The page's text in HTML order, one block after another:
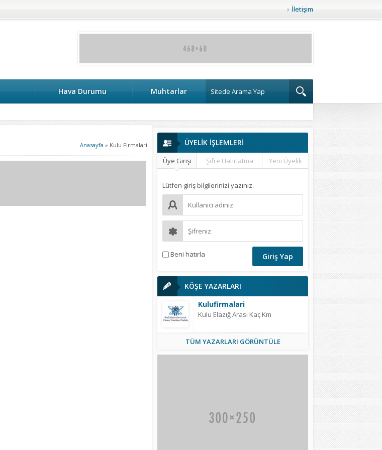
İletişim
Hava Durumu Muhtarlar
Anasayfa » Kulu Firmalari ÜYELİK İŞLEMLERİ
Üye Girişi Şifre Hatırlatma Yeni Üyelik
Lütfen giriş bilgilerinizi yazınız.
Beni hatırla
KÖŞE YAZARLARI
Kulufirmalari
Kulu Elazığ Arası Kaç Km
TÜM YAZARLARI GÖRÜNTÜLE